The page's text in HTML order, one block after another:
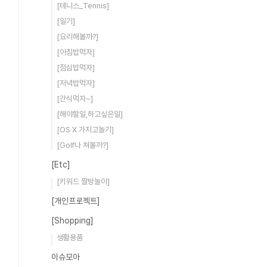
[테니스_Tennis]
[일기]
[요리해볼까?]
[아침밥먹자]
[점심밥먹자]
[저녁밥먹자]
[간식먹자~]
[해야할일,하고싶은일]
[OS X 가지고놀기]
[Golf나 쳐볼까?]
[Etc]
[키워드 짤방놀이]
[개인프로젝트]
[Shopping]
생활용품
이슈모아